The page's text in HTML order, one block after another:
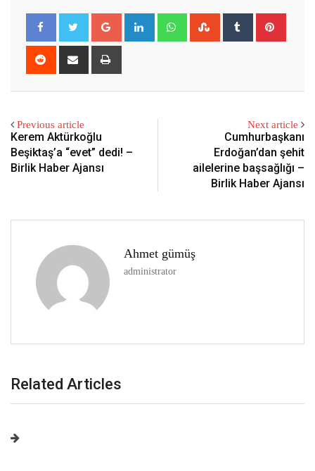
Email
Previous article
Kerem Aktürkoğlu
Beşiktaş’a “evet” dedi! –
Birlik Haber Ajansı
Next article
Cumhurbaşkanı
Erdoğan’dan şehit
ailelerine başsağlığı –
Birlik Haber Ajansı
Ahmet gümüş
administrator
Related Articles